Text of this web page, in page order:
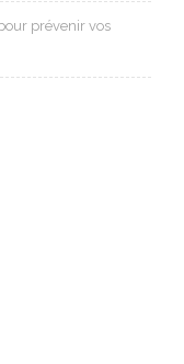
prévenir vos